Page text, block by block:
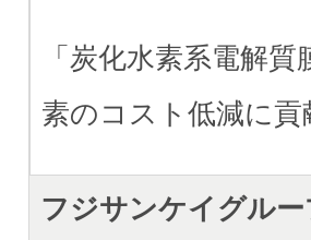
「炭化水素系電解
素のコスト低減に貢
フジサンケイグルー